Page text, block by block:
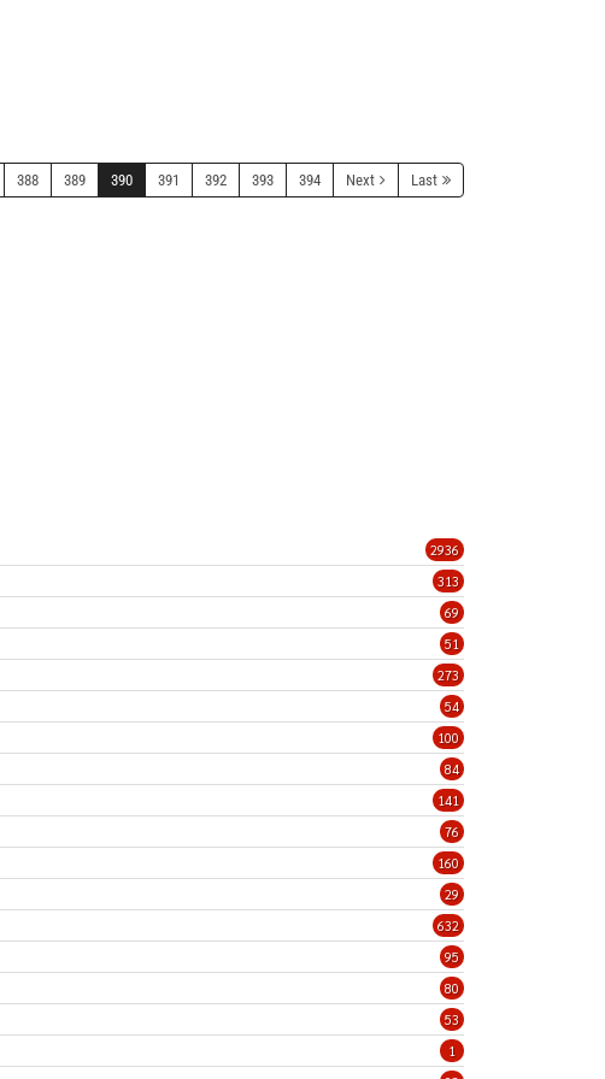
388 389 390 391 392 393 394 Next Last
2936
313
69
51
273
54
100
84
141
76
160
29
632
95
80
53
1